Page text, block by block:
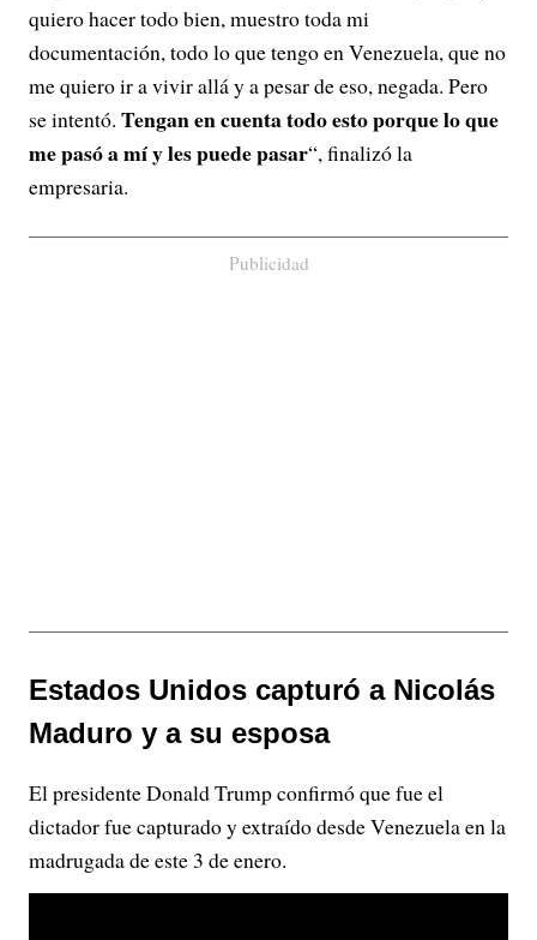
quiero hacer todo bien, muestro toda mi
documentación, todo lo que tengo en Venezuela, que no
me quiero ir a vivir allá y a pesar de eso, negada. Pero
se intentó. Tengan en cuenta todo esto porque lo que
me pasó a mí y les puede pasar“, finalizó la
empresaria.
Publicidad
Estados Unidos capturó a Nicolás
Maduro y a su esposa
El presidente Donald Trump confirmó que fue el
dictador fue capturado y extraído desde Venezuela en la
madrugada de este 3 de enero.